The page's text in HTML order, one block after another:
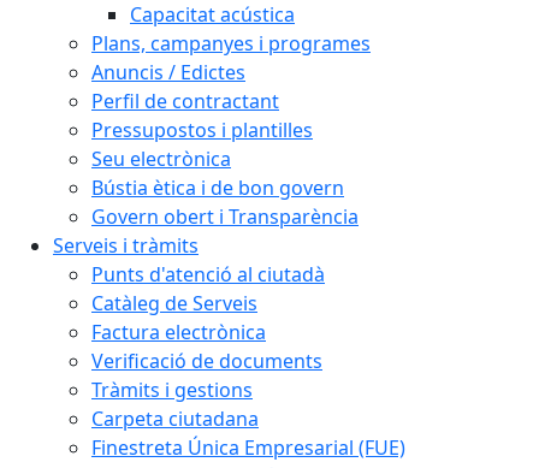
Capacitat acústica
Plans, campanyes i programes
Anuncis / Edictes
Perfil de contractant
Pressupostos i plantilles
Seu electrònica
Bústia ètica i de bon govern
Govern obert i Transparència
Serveis i tràmits
Punts d'atenció al ciutadà
Catàleg de Serveis
Factura electrònica
Verificació de documents
Tràmits i gestions
Carpeta ciutadana
Finestreta Única Empresarial (FUE)